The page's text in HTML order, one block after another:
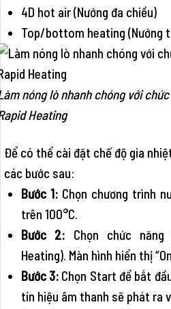
4D hot air (Nướng đa chiều)
Top/bottom heating (Nướng
nóng lò nhanh chóng với
Heating
Để có thể cài đặt chế độ gia
các bước sau:
Bước 1:Chọn chương trình
trên 100°C.
Bước 2: Chọn chức
Heating). Màn hình hiển thị
Bước 3: Chọn Start để bắt
tín hiệu âm thanh sẽ phát ra